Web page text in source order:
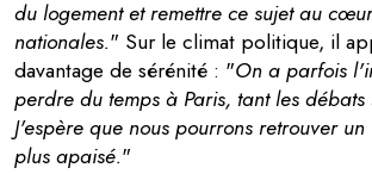
du logement et remettre ce sujet au
nationales." Sur le climat politique, il
davantage de sérénité : "On a parfois
perdre du temps à Paris, tant les débats
J'espère que nous pourrons retrouver
plus apaisé."